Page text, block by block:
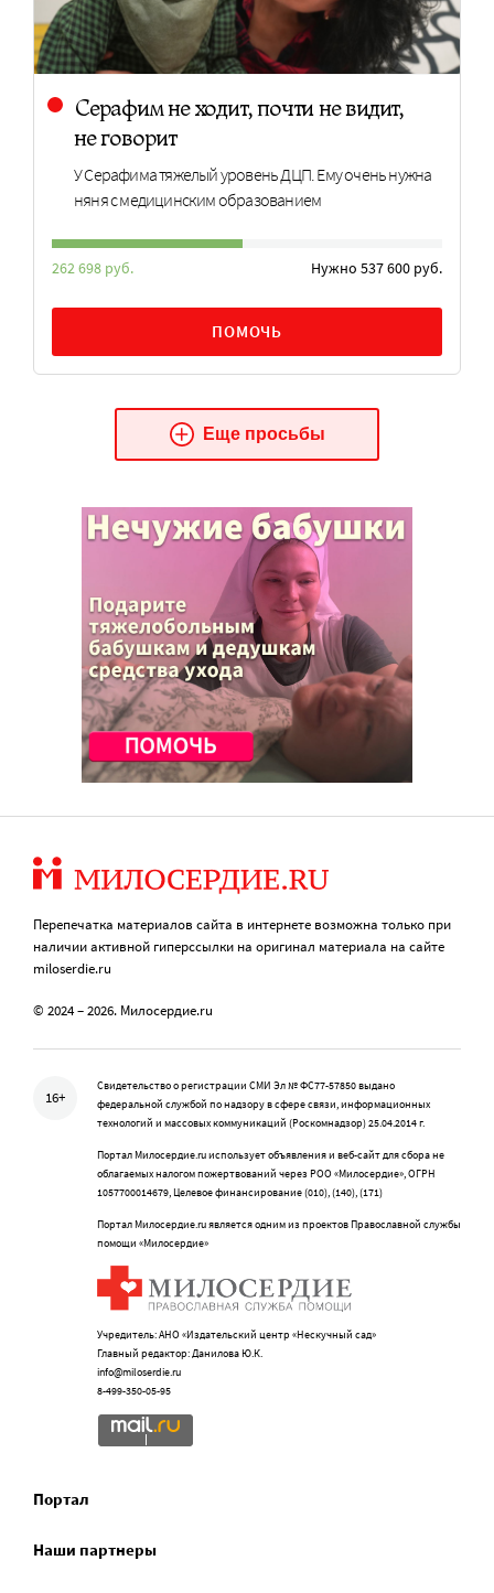
Серафим не ходит, почти не видит,
не говорит
У Серафима тяжелый уровень ДЦП. Ему очень нужна
няня с медицинским образованием
262 698 руб. Нужно 537 600 руб.
ПОМОЧЬ
Еще просьбы
Перепечатка материалов сайта в интернете возможна только при
наличии активной гиперссылки на оригинал материала на сайте
miloserdie.ru
© 2024 – 2026. Милосердие.ru
16+
Свидетельство о регистрации СМИ Эл № ФС77-57850 выдано
федеральной службой по надзору в сфере связи, информационных
технологий и массовых коммуникаций (Роскомнадзор) 25.04.2014 г.
Портал Милосердие.ru использует объявления и веб-сайт для сбора не
облагаемых налогом пожертвований через РОО «Милосердие», ОГРН
1057700014679, Целевое финансирование (010), (140), (171)
Портал Милосердие.ru является одним из проектов Православной службы
помощи «Милосердие»
Учредитель: АНО «Издательский центр «Нескучный сад»
Главный редактор: Данилова Ю.К.
info@miloserdie.ru
8-499-350-05-95
Портал
Наши партнеры